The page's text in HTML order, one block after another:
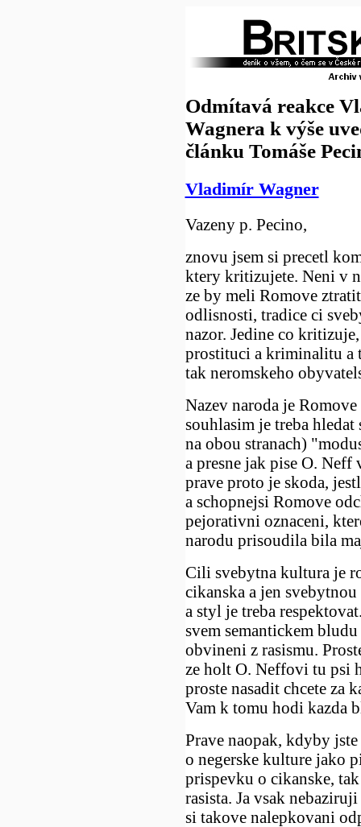
Odmítavá reakce
Wagnera k výše
článku Tomáše
Vladimír Wagner
Vazeny p. Pecino,
znovu jsem si precetl
ktery kritizujete. Neni v
ze by meli Romove
odlisnosti, tradice ci
nazor. Jedine co
prostituci a kriminalitu a
tak neromskeho
Nazev naroda je
souhlasim je treba hledat
na obou stranach)
a presne jak pise O. Neff
prave proto je skoda,
a schopnejsi Romove
pejorativni oznaceni,
narodu prisoudila bila
Cili svebytna kultura je
cikanska a jen
a styl je treba
svem semantickem
obvineni z rasismu.
ze holt O. Neffovi tu psi
proste nasadit chcete za
Vam k tomu hodi kazda
Prave naopak, kdyby
o negerske kulture jako
prispevku o cikanske,
rasista. Ja vsak
si takove nalepkovani